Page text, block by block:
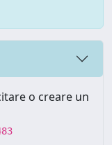
o creare un